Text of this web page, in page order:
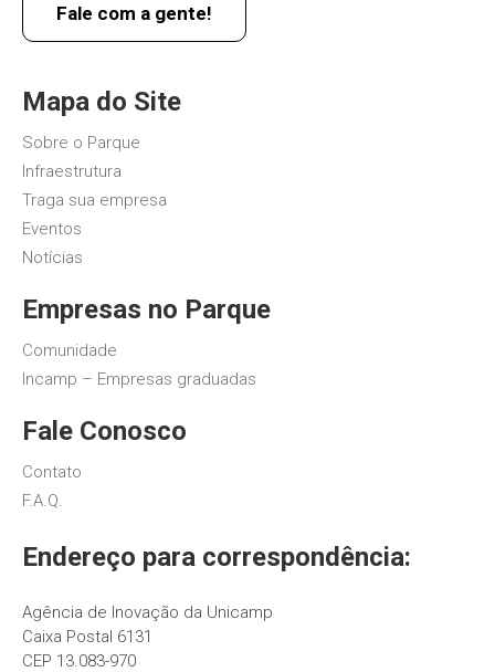
Fale com a gente!
Mapa do Site
Sobre o Parque
Infraestrutura
Traga sua empresa
Eventos
Notícias
Empresas no Parque
Comunidade
Incamp – Empresas graduadas
Fale Conosco
Contato
F.A.Q.
Endereço para correspondência:
Agência de Inovação da Unicamp
Caixa Postal 6131
CEP 13.083-970